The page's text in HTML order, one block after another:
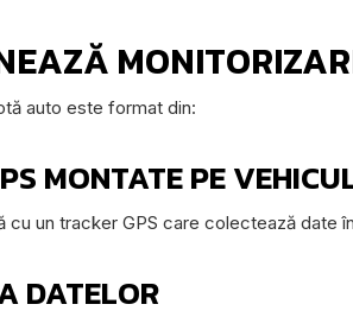
auto este format din:
MONTATE PE
cu un tracker GPS care colectează date
DATELOR